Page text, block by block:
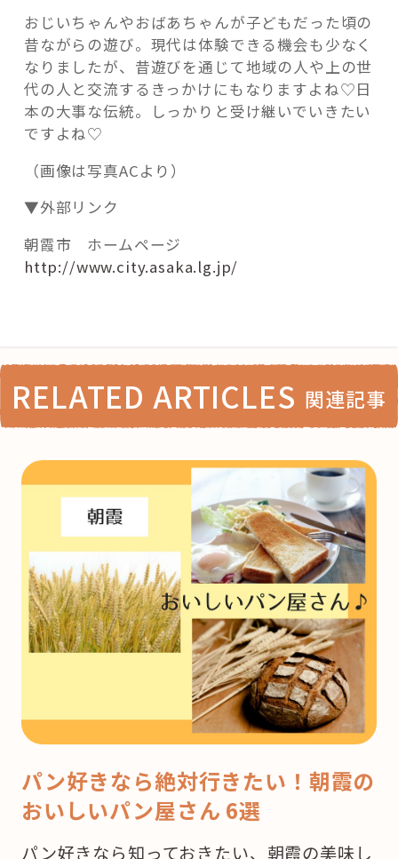
おじいちゃんやおばあちゃんが子どもだった頃の
昔ながらの遊び。現代は体験できる機会も少なく
なりましたが、昔遊びを通じて地域の人や上の世
代の人と交流するきっかけにもなりますよね♡日
本の大事な伝統。しっかりと受け継いでいきたい
ですよね♡
（画像は写真ACより）
▼外部リンク
朝霞市 ホームページ
http://www.city.asaka.lg.jp/
RELATED ARTICLES 関連記事
パン好きなら絶対行きたい！朝霞の
おいしいパン屋さん 6選
パン好きなら知っておきたい、朝霞の美味し